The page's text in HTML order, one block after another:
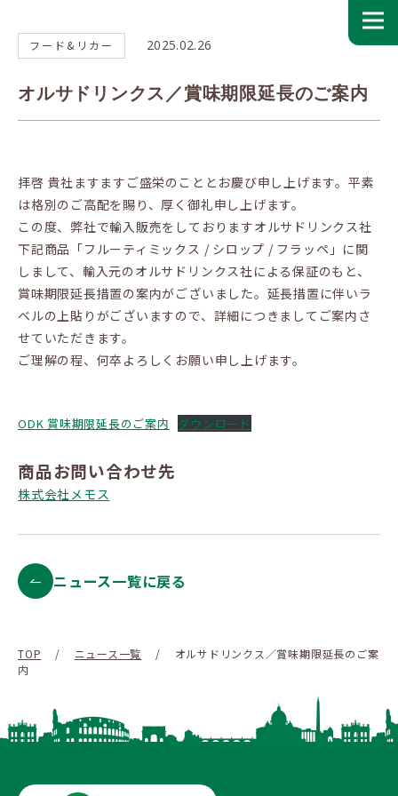
フード&リカー 2025.02.26
オルサドリンクス／賞味期限延長のご案内
拝啓 貴社ますますご盛栄のこととお慶び申し上げます。平素
は格別のご高配を賜り、厚く御礼申し上げます。
この度、弊社で輸入販売をしておりますオルサドリンクス社
下記商品「フルーティミックス / シロップ / フラッペ」に関
しまして、輸入元のオルサドリンクス社による保証のもと、
賞味期限延長措置の案内がございました。延長措置に伴いラ
ベルの上貼りがございますので、詳細につきましてご案内さ
せていただきます。
ご理解の程、何卒よろしくお願い申し上げます。
ODK 賞味期限延長のご案内 ダウンロード
商品お問い合わせ先
株式会社メモス
ニュース一覧に戻る
TOP / ニュース一覧 /
オルサドリンクス／賞味期限延長のご案
内